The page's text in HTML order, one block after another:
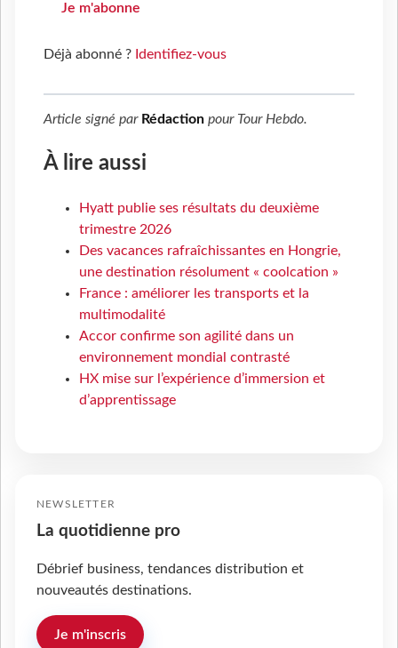
Je m'abonne
Déjà abonné ? Identifiez-vous
Article signé par Rédaction pour Tour Hebdo.
À lire aussi
Hyatt publie ses résultats du deuxième
trimestre 2026
Des vacances rafraîchissantes en Hongrie,
une destination résolument « coolcation »
France : améliorer les transports et la
multimodalité
Accor confirme son agilité dans un
environnement mondial contrasté
HX mise sur l’expérience d’immersion et
d’apprentissage
NEWSLETTER
La quotidienne pro
Débrief business, tendances distribution et
nouveautés destinations.
Je m'inscris